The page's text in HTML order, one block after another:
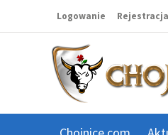
Logowanie Rejestracja